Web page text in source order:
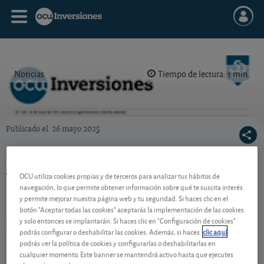
Noticias Tiempo de lectura: 1 min.
Publicado el 26 mayo 2025
Ya puede descargarse la revista semanal nº
1.133
Si quiere descargarse el pdf de nuestra revista
semanal de OCU Inversiones nº 1.133 y el Suplemento
de acciones, ya están ambos disponibles en la sección
de publicaciones.
OCU utiliza cookies propias y de terceros para analizar tus hábitos de
navegación, lo que permite obtener información sobre qué te suscita interés
y permite mejorar nuestra página web y tu seguridad. Si haces clic en el
botón "Aceptar todas las cookies" aceptarás la implementación de las cookies
y solo entonces se implantarán. Si haces clic en "Configuración de cookies"
podrás configurar o deshabilitar las cookies. Además, si haces clic aquí
podrás ver la política de cookies y configurarlas o deshabilitarlas en
cualquier momento. Este banner se mantendrá activo hasta que ejecutes